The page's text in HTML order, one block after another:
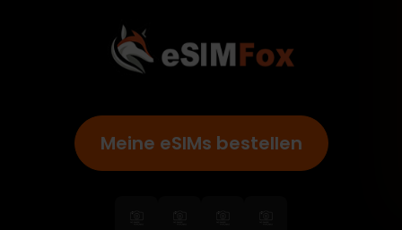
Meine eSIMs bestellen